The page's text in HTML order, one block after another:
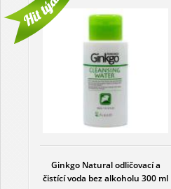
Ginkgo Natural odličovací a
čistící voda bez alkoholu 300 ml